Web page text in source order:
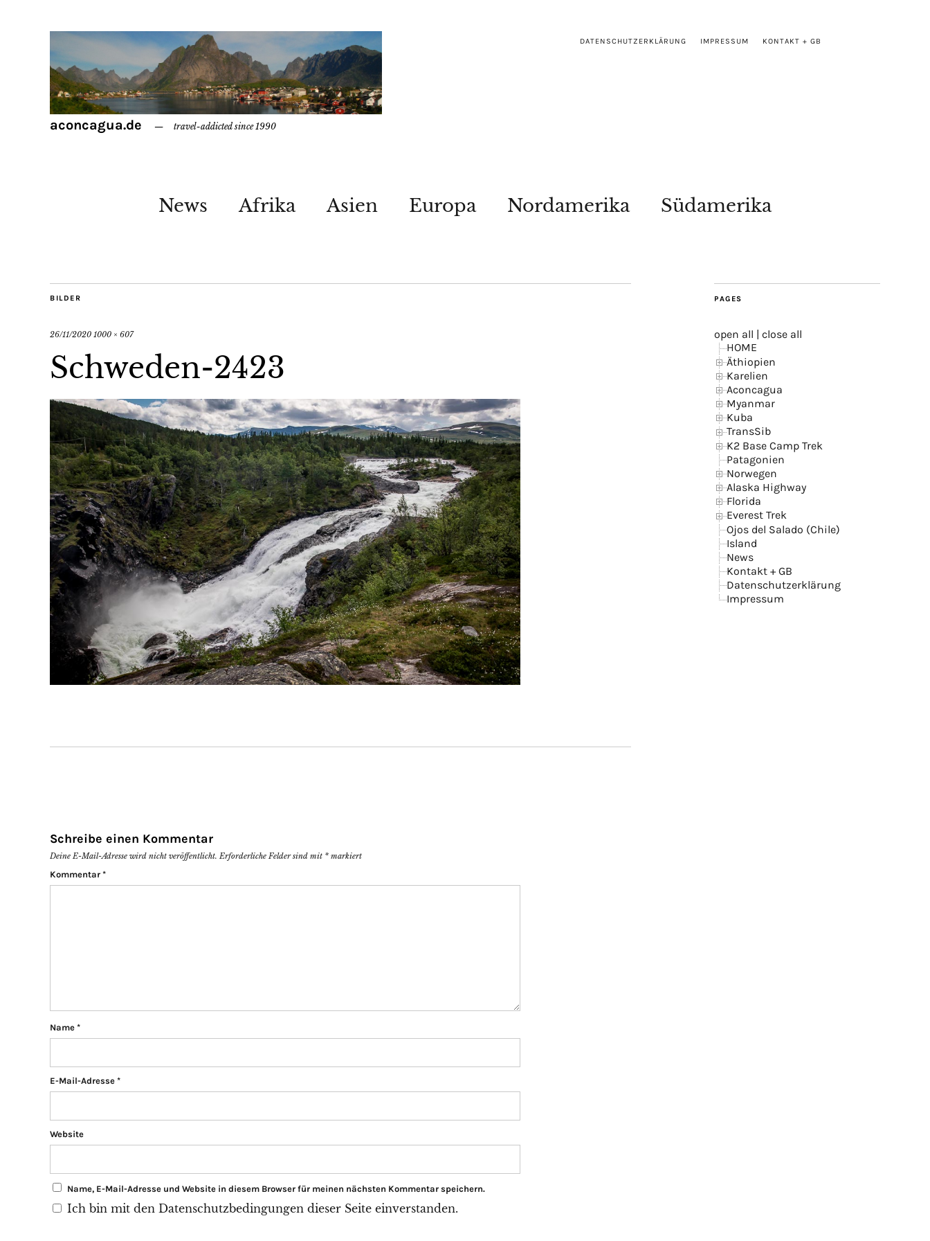
DATENSCHUTZERKLÄRUNG IMPRESSUM KONTAKT + GB
aconcagua.de travel-addicted since 1990
News Afrika Asien Europa Nordamerika Südamerika
BILDER
26/11/2020 1000 × 607
Schweden-2423
Schreibe einen Kommentar
Deine E-Mail-Adresse wird nicht veröffentlicht. Erforderliche Felder sind mit * markiert
Kommentar *
Name *
E-Mail-Adresse *
Website
Name, E-Mail-Adresse und Website in diesem Browser für meinen nächsten Kommentar speichern.
Ich bin mit den Datenschutzbedingungen dieser Seite einverstanden.
PAGES
open all
close all
HOME
Äthiopien
Karelien
Aconcagua
Myanmar
Kuba
TransSib
K2 Base Camp Trek
Patagonien
Norwegen
Alaska Highway
Florida
Everest Trek
Ojos del Salado (Chile)
Island
News
Kontakt + GB
Datenschutzerklärung
Impressum